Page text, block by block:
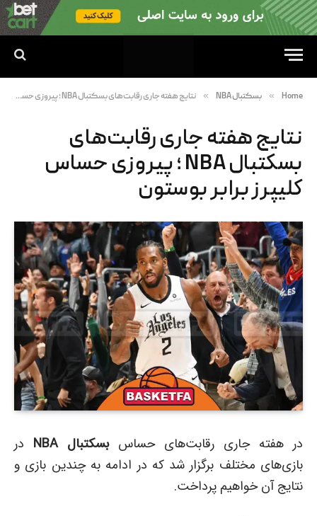
Home
» بسکتبال NBA » نتایج هفته جاری رقابت‌های بسکتبال NBA ؛ پیروزی حساس کلیپرز برابر بوستون
نتایج هفته جاری رقابت‌های
بسکتبال NBA ؛ پیروزی حساس
کلیپرز برابر بوستون
در هفته جاری رقابت‌های حساسبسکتبال NBA
در
بازی‌های مختلف برگزار شد که در ادامه به چندین بازی و
نتایج آن خواهیم پرداخت.